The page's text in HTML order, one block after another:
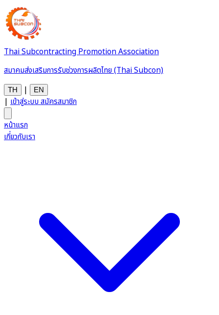
Thai Subcontracting Promotion Association
สมาคมส่งเสริมการรับช่วงการผลิตไทย (Thai Subcon)
TH | EN
| เข้าสู่ระบบสมัครสมาชิก
หน้าแรก
เกี่ยวกับเรา